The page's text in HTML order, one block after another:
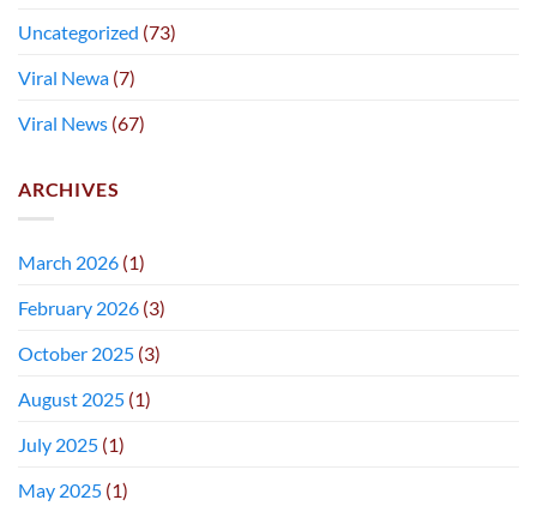
Uncategorized (73)
Viral Newa (7)
Viral News (67)
ARCHIVES
March 2026 (1)
February 2026 (3)
October 2025 (3)
August 2025 (1)
July 2025 (1)
May 2025 (1)